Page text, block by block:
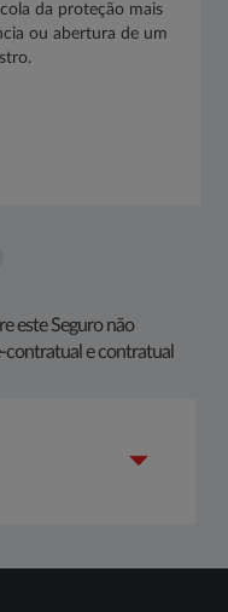
da proteção mais
ou abertura de um
este Seguro não
contratual e contratual